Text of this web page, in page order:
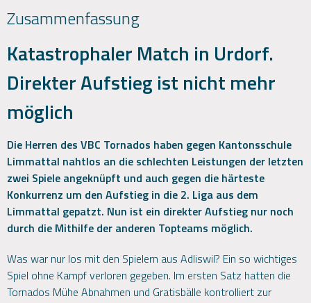
Zusammenfassung
Katastrophaler Match in Urdorf.
Direkter Aufstieg ist nicht mehr
möglich
Die Herren des VBC Tornados haben gegen Kantonsschule
Limmattal nahtlos an die schlechten Leistungen der letzten
zwei Spiele angeknüpft und auch gegen die härteste
Konkurrenz um den Aufstieg in die 2. Liga aus dem
Limmattal gepatzt. Nun ist ein direkter Aufstieg nur noch
durch die Mithilfe der anderen Topteams möglich.
Was war nur los mit den Spielern aus Adliswil? Ein so wichtiges
Spiel ohne Kampf verloren gegeben. Im ersten Satz hatten die
Tornados Mühe Abnahmen und Gratisbälle kontrolliert zur